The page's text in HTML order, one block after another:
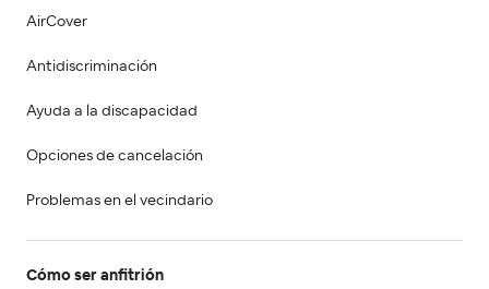
AirCover
Antidiscriminación
Ayuda a la discapacidad
Opciones de cancelación
Problemas en el vecindario
Cómo ser anfitrión